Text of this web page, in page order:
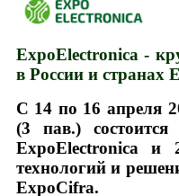
ExpoElectronica -
в России и странах
С 14 по 16 апреля
(3 пав.)
ExpoElectronica и
технологий и
ExpoCifra.